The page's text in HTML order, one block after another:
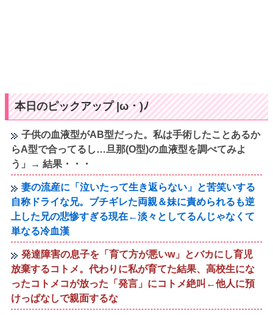
本日のピックアップ |ω・)ﾉ
子供の血液型がAB型だった。私は手術したことあるか
らA型で合ってるし…旦那(O型)の血液型を調べてみよ
う」→ 結果・・・
妻の流産に「泣いたって生き返らない」と苦笑いする
自称ドライな兄。ブチギレた両親＆妹に責められるも逆
上した兄の悲惨すぎる現在←淡々としてるんじゃなくて
単なる冷血漢
発達障害の息子を「育て方が悪いw」とバカにし育児
放棄するコトメ。代わりに私が育てた結果、高校生にな
ったコトメコが放った「発言」にコトメ絶叫←他人に預
けっぱなしで親面するな